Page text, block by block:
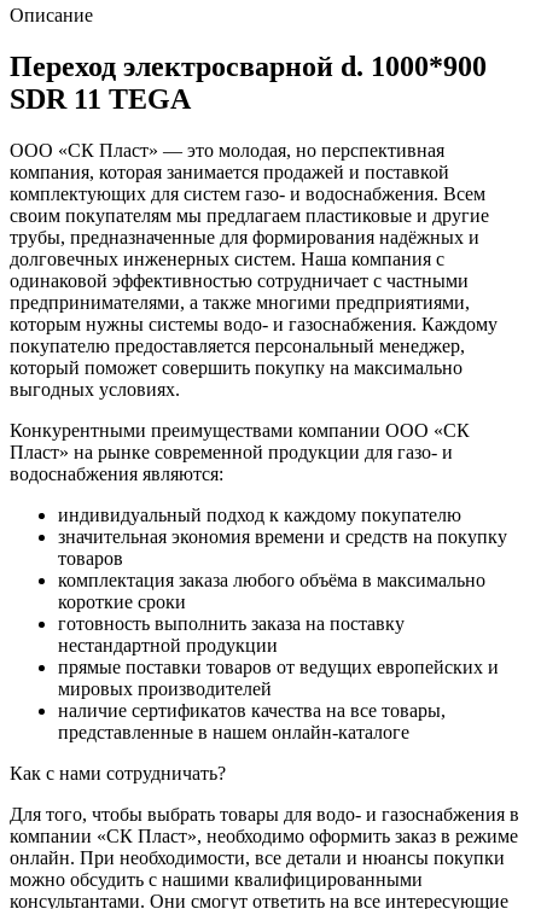
Описание
Переход электросварной d. 1000*900
SDR 11 TEGA
ООО «СК Пласт» — это молодая, но перспективная
компания, которая занимается продажей и поставкой
комплектующих для систем газо- и водоснабжения. Всем
своим покупателям мы предлагаем пластиковые и другие
трубы, предназначенные для формирования надёжных и
долговечных инженерных систем. Наша компания с
одинаковой эффективностью сотрудничает с частными
предпринимателями, а также многими предприятиями,
которым нужны системы водо- и газоснабжения. Каждому
покупателю предоставляется персональный менеджер,
который поможет совершить покупку на максимально
выгодных условиях.
Конкурентными преимуществами компании ООО «СК
Пласт» на рынке современной продукции для газо- и
водоснабжения являются:
индивидуальный подход к каждому покупателю
значительная экономия времени и средств на покупку
товаров
комплектация заказа любого объёма в максимально
короткие сроки
готовность выполнить заказа на поставку
нестандартной продукции
прямые поставки товаров от ведущих европейских и
мировых производителей
наличие сертификатов качества на все товары,
представленные в нашем онлайн-каталоге
Как с нами сотрудничать?
Для того, чтобы выбрать товары для водо- и газоснабжения в
компании «СК Пласт», необходимо оформить заказ в режиме
онлайн. При необходимости, все детали и нюансы покупки
можно обсудить с нашими квалифицированными
консультантами. Они смогут ответить на все интересующие